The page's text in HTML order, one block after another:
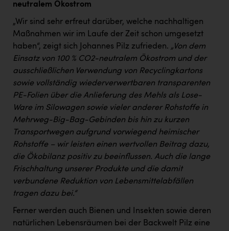
neutralem Ökostrom
„Wir sind sehr erfreut darüber, welche nachhaltigen
Maßnahmen wir im Laufe der Zeit schon umgesetzt
haben“, zeigt sich Johannes Pilz zufrieden. „Von dem
Einsatz von 100 % CO2-neutralem Ökostrom und der
ausschließlichen Verwendung von Recyclingkartons
sowie vollständig wiederverwertbaren transparenten
PE-Folien über die Anlieferung des Mehls als Lose-
Ware im Silowagen sowie vieler anderer Rohstoffe in
Mehrweg-Big-Bag-Gebinden bis hin zu kurzen
Transportwegen aufgrund vorwiegend heimischer
Rohstoffe – wir leisten einen wertvollen Beitrag dazu,
die Ökobilanz positiv zu beeinflussen. Auch die lange
Frischhaltung unserer Produkte und die damit
verbundene Reduktion von Lebensmittelabfällen
tragen dazu bei.“
Ferner werden auch Bienen und Insekten sowie deren
natürlichen Lebensräumen bei der Backwelt Pilz eine